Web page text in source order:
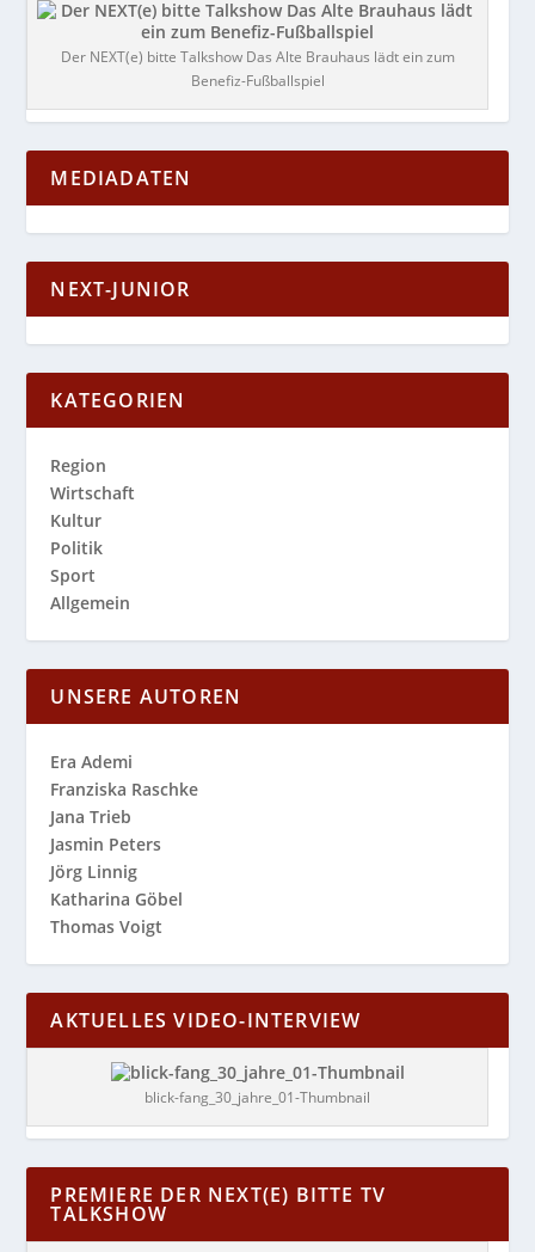
Der NEXT(e) bitte Talkshow Das Alte Brauhaus lädt ein zum
Benefiz-Fußballspiel
MEDIADATEN
NEXT-JUNIOR
KATEGORIEN
Region
Wirtschaft
Kultur
Politik
Sport
Allgemein
UNSERE AUTOREN
Era Ademi
Franziska Raschke
Jana Trieb
Jasmin Peters
Jörg Linnig
Katharina Göbel
Thomas Voigt
AKTUELLES VIDEO-INTERVIEW
blick-fang_30_jahre_01-Thumbnail
PREMIERE DER NEXT(E) BITTE TV
TALKSHOW